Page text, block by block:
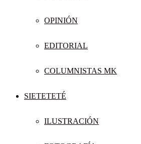
OPINIÓN
EDITORIAL
COLUMNISTAS MK
SIETETETÉ
ILUSTRACIÓN